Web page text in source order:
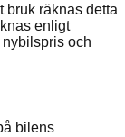
bruk räknas detta
enligt
och
bilens